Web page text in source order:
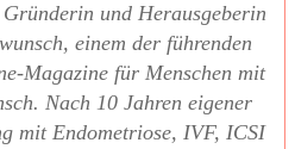
und Her­aus­ge­be­rin
einem der füh­ren­den
Maga­zi­ne für Men­schen mit
Nach 10 Jah­ren eige­ner
mit Endo­me­trio­se, IVF, ICSI